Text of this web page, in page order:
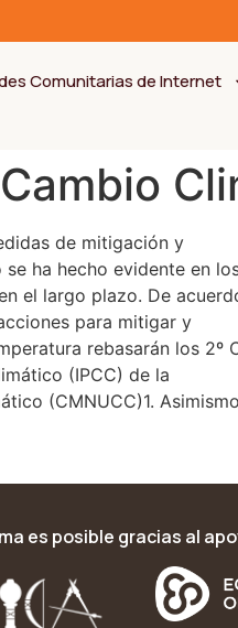
Comunitarias de Internet
de mitigación y
ha hecho evidente en
el largo plazo. De
para mitigar y
rebasarán los 2º
(IPCC) de la
(CMNUCC)1.
es posible gracias al